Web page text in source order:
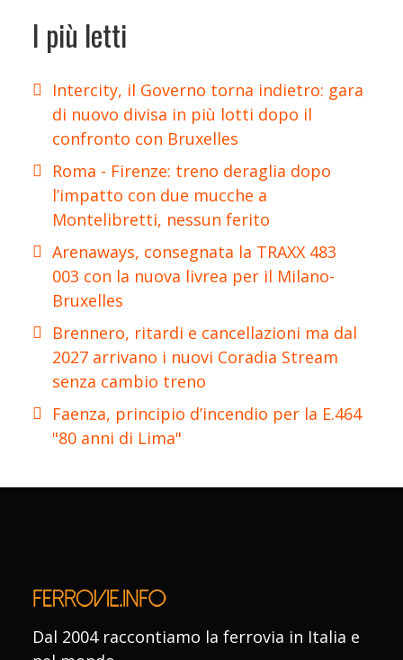
I più letti
Intercity, il Governo torna indietro: gara
di nuovo divisa in più lotti dopo il
confronto con Bruxelles
Roma - Firenze: treno deraglia dopo
l’impatto con due mucche a
Montelibretti, nessun ferito
Arenaways, consegnata la TRAXX 483
003 con la nuova livrea per il Milano-
Bruxelles
Brennero, ritardi e cancellazioni ma dal
2027 arrivano i nuovi Coradia Stream
senza cambio treno
Faenza, principio d’incendio per la E.464
"80 anni di Lima"
Dal 2004 raccontiamo la ferrovia in Italia e